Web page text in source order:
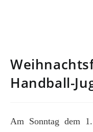
Handball-
Am Sonntag dem